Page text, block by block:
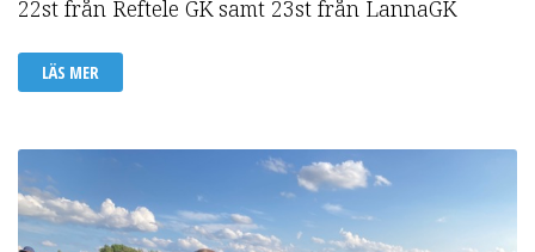
22st från Reftele GK samt 23st från LannaGK
LÄS MER